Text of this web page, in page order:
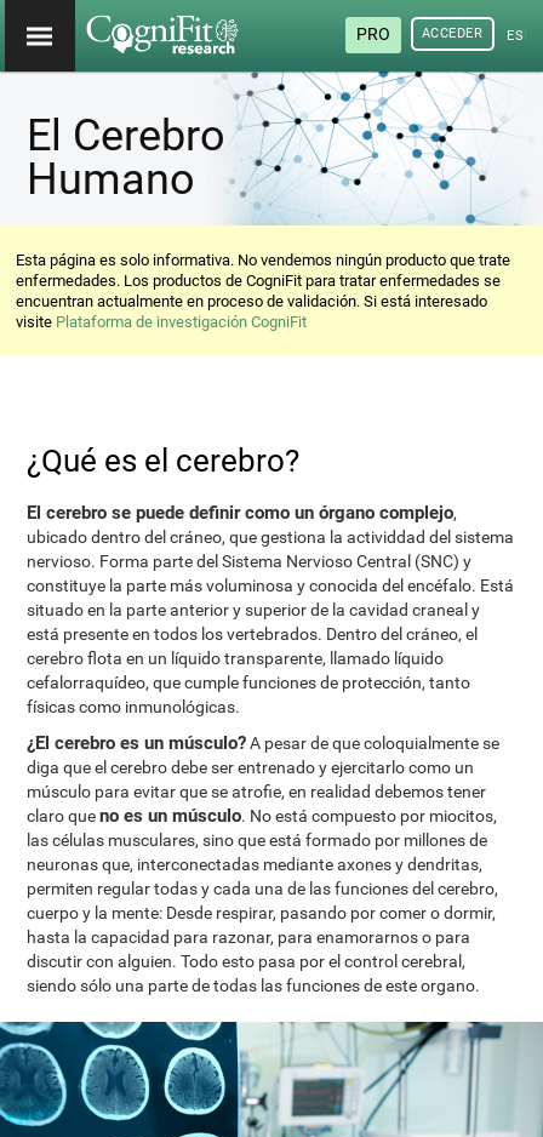
PRO ACCEDER
El Cerebro
Humano
Esta página es solo informativa. No vendemos ningún producto que trate
enfermedades. Los productos de CogniFit para tratar enfermedades se
encuentran actualmente en proceso de validación. Si está interesado
visite Plataforma de investigación CogniFit
¿Qué es el cerebro?
El cerebro se puede definir como un órgano complejo,
ubicado dentro del cráneo, que gestiona la actividdad del sistema
nervioso. Forma parte del Sistema Nervioso Central (SNC) y
constituye la parte más voluminosa y conocida del encéfalo. Está
situado en la parte anterior y superior de la cavidad craneal y
está presente en todos los vertebrados. Dentro del cráneo, el
cerebro flota en un líquido transparente, llamado líquido
cefalorraquídeo, que cumple funciones de protección, tanto
físicas como inmunológicas.
¿El cerebro es un músculo?A pesar de que coloquialmente se
diga que el cerebro debe ser entrenado y ejercitarlo como un
músculo para evitar que se atrofie, en realidad debemos tener
claro queno es un músculo. No está compuesto por miocitos,
las células musculares, sino que está formado por millones de
neuronas que, interconectadas mediante axones y dendritas,
permiten regular todas y cada una de las funciones del cerebro,
cuerpo y la mente: Desde respirar, pasando por comer o dormir,
hasta la capacidad para razonar, para enamorarnos o para
discutir con alguien. Todo esto pasa por el control cerebral,
siendo sólo una parte de todas las funciones de este organo.